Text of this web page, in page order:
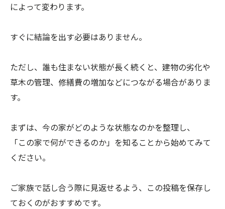
によって変わります。
すぐに結論を出す必要はありません。
ただし、誰も住まない状態が長く続くと、建物の劣化や
草木の管理、修繕費の増加などにつながる場合がありま
す。
まずは、今の家がどのような状態なのかを整理し、
「この家で何ができるのか」を知ることから始めてみて
ください。
ご家族で話し合う際に見返せるよう、この投稿を保存し
ておくのがおすすめです。